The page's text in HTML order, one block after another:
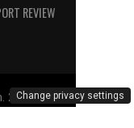
REVIEW
26692 - PI
Change privacy settings